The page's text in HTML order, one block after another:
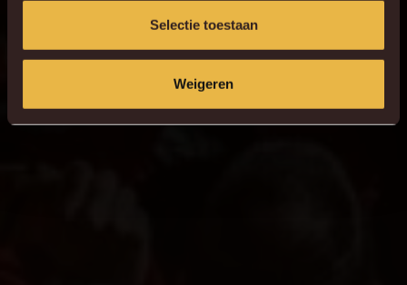
Selectie toestaan
Weigeren